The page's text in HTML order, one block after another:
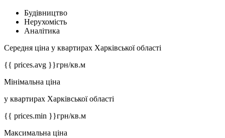
Будівництво
Нерухомість
Аналітика
Середня ціна у квартирах Харківської області
{{ prices.avg }}грн/кв.м
Мінімальна ціна
у квартирах Харківської області
{{ prices.min }}грн/кв.м
Максимальна ціна